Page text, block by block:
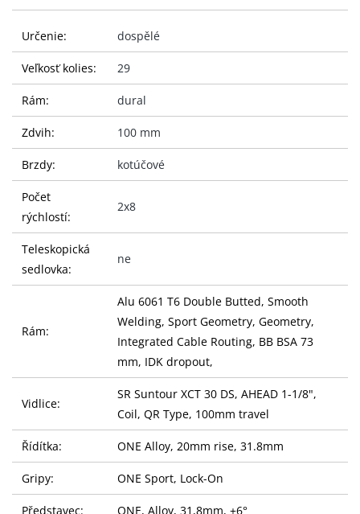
Určenie: dospělé
Veľkosť kolies: 29
Rám: dural
Zdvih: 100 mm
Brzdy: kotúčové
Počet
rýchlostí:
2x8
Teleskopická
sedlovka:
ne
Rám:
Alu 6061 T6 Double Butted, Smooth
Welding, Sport Geometry, Geometry,
Integrated Cable Routing, BB BSA 73
mm, IDK dropout,
Vidlice:
SR Suntour XCT 30 DS, AHEAD 1-1/8",
Coil, QR Type, 100mm travel
Řídítka: ONE Alloy, 20mm rise, 31.8mm
Gripy: ONE Sport, Lock-On
Představec: ONE, Alloy, 31,8mm, +6°